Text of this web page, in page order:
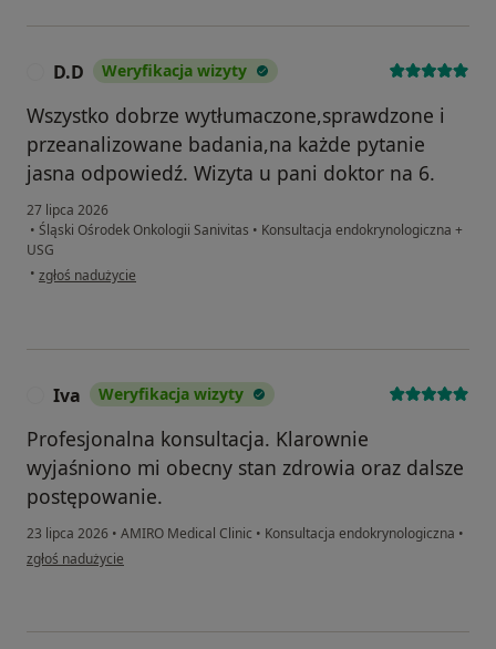
D.D Weryfikacja wizyty
Wszystko dobrze wytłumaczone,sprawdzone i
przeanalizowane badania,na każde pytanie
jasna odpowiedź. Wizyta u pani doktor na 6.
27 lipca 2026
• Śląski Ośrodek Onkologii Sanivitas • Konsultacja endokrynologiczna +
USG
• w opinii użytkownika D.D
zgłoś nadużycie
Iva Weryfikacja wizyty
Profesjonalna konsultacja. Klarownie
wyjaśniono mi obecny stan zdrowia oraz dalsze
postępowanie.
23 lipca 2026 • AMIRO Medical Clinic • Konsultacja endokrynologiczna •
w opinii użytkownika Iva
zgłoś nadużycie